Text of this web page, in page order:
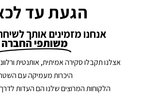
הגעת עד
אנחנו מזמינים אותך
משותפי החברה
אצלנו תקבלו סקירה אמיתית, אותנטית
היכרות מעמיקה עם
הלקוחות המרוצים שלנו הם העדות